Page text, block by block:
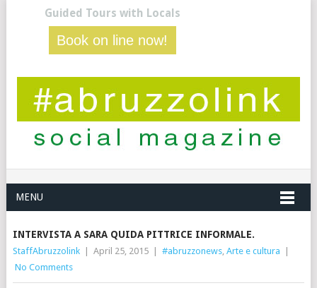
Guided Tours with Locals
Book on line now!
MENU
INTERVISTA A SARA QUIDA PITTRICE INFORMALE.
StaffAbruzzolink April 25, 2015 #abruzzonews, Arte e cultura
No Comments